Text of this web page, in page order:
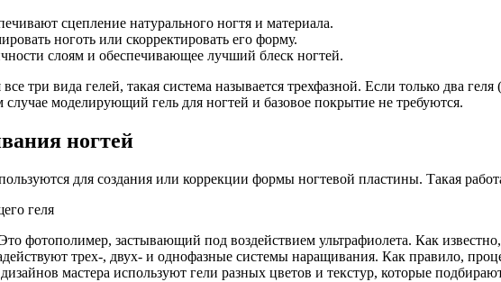
сцепление натурального ногтя и материала.
ноготь или скорректировать его форму.
слоям и обеспечивающее лучший блеск ногтей.
три вида гелей, такая система называется трехфазной. Если только два
моделирующий гель для ногтей и базовое покрытие не требуются.
ногтей
для создания или коррекции формы ногтевой пластины. Такая
фотополимер, застывающий под воздействием ультрафиолета. Как
трех-, двух- и однофазные системы наращивания. Как правило,
мастера используют гели разных цветов и текстур, которые